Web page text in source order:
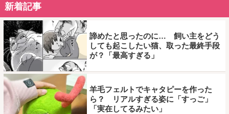
新着記事
諦めたと思ったのに… 飼い主をどう
しても起こしたい猫、取った最終手段
が？「最高すぎる」
羊毛フェルトでキャタピーを作った
ら？ リアルすぎる姿に「すっご」
「実在してるみたい」